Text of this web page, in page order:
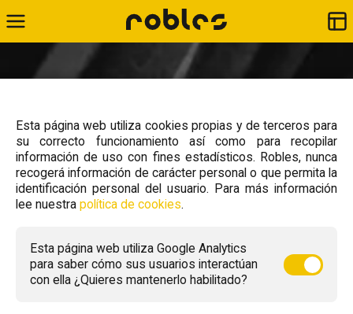
Esta página web utiliza cookies propias y de terceros para
su correcto funcionamiento así como para recopilar
información de uso con fines estadísticos. Robles, nunca
recogerá información de carácter personal o que permita la
identificación personal del usuario. Para más información
lee nuestra política de cookies.
Esta página web utiliza Google Analytics
para saber cómo sus usuarios interactúan
con ella ¿Quieres mantenerlo habilitado?